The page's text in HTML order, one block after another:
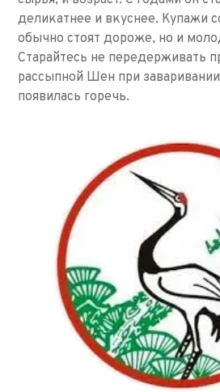
деликатнее и вкуснее. Купажи
обычно стоят дороже, но и
Старайтесь не передерживать
рассыпной Шен при
появилась горечь.